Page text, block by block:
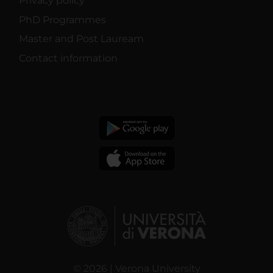
PhD Programmes
Master and Post Lauream
Contact information
© 2026 | Verona University